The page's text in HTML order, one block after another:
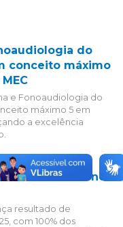
do
conceito máximo
e Fonoaudiologia do
máximo 5 em
a excelência
Nota máxima no
resultado de
com 100% dos